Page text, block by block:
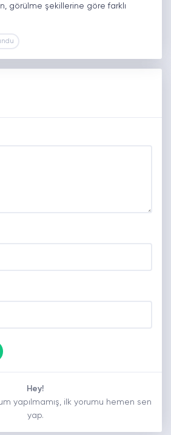
görülme şekillerine göre farklı
Hey!
yapılmamış, ilk yorumu hemen sen
yap.